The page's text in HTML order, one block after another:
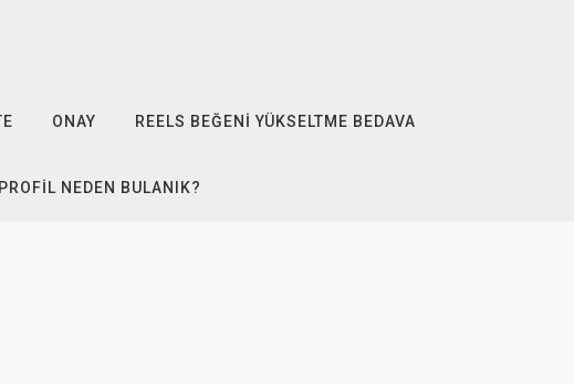
ONAY REELS BEĞENI YÜKSELTME BEDAVA
NEDEN BULANIK?